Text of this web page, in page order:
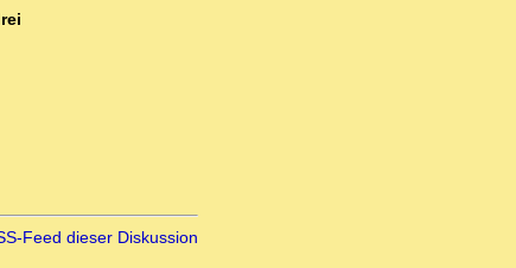
Feed dieser Diskussion